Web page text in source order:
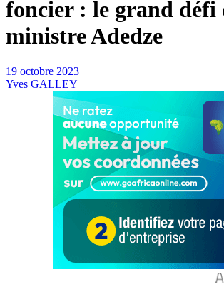
foncier : le grand défi
ministre Adedze
19 octobre 2023
Yves GALLEY